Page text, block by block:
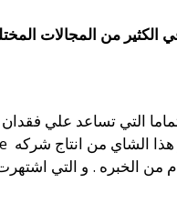
الكثير من المجالات
التي تساعد علي
الشاي من انتاج شركه 21